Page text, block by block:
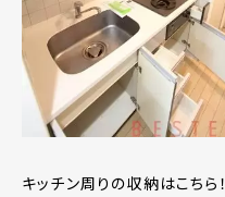
キッチン周りの収納はこちら！